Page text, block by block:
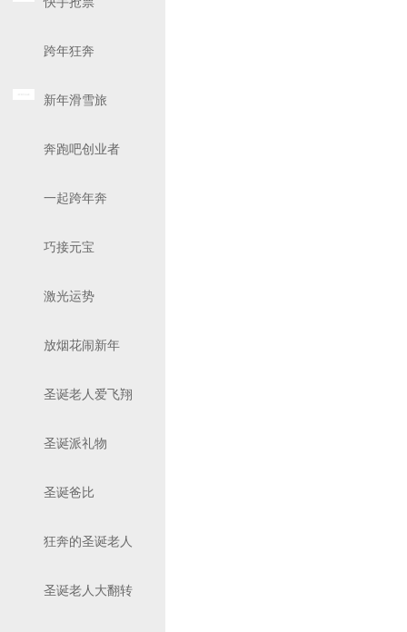
跨年狂奔
新年滑雪旅
奔跑吧创业者
一起跨年奔
巧接元宝
激光运势
放烟花闹新年
圣诞老人爱飞翔
圣诞派礼物
圣诞爸比
狂奔的圣诞老人
圣诞老人大翻转